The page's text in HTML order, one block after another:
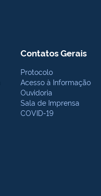
Contatos Gerais
Protocolo
Acesso à Informação
Ouvidoria
Sala de Imprensa
COVID-19